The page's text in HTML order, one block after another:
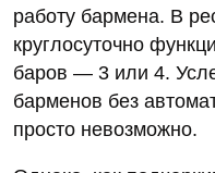
работу бармена. В
круглосуточно
баров — 3 или 4.
барменов без
просто невозможно.